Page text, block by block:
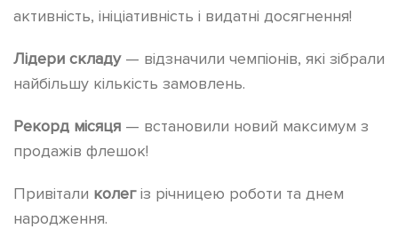
активність, ініціативність і видатні досягнення!
Лідери складу— відзначили чемпіонів, які зібрали
найбільшу кількість замовлень.
Рекорд місяця — встановили новий максимум з
продажів флешок!
Привітали колегіз річницею роботи та днем
народження.